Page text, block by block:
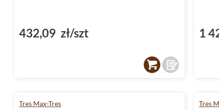
432,09 zł/szt 1
Tres Max-Tres Tres